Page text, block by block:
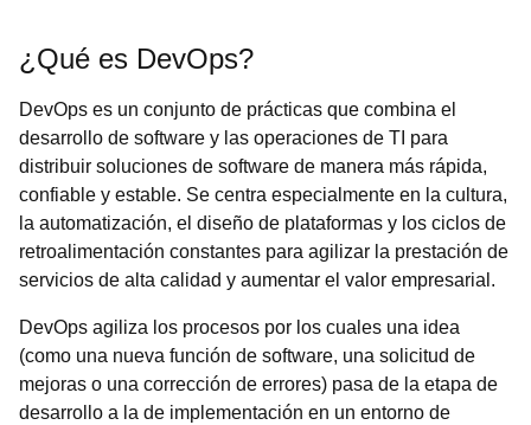
¿Qué es DevOps?
DevOps es un conjunto de prácticas que combina el
desarrollo de software y las operaciones de TI para
distribuir soluciones de software de manera más rápida,
confiable y estable. Se centra especialmente en la cultura,
la automatización, el diseño de plataformas y los ciclos de
retroalimentación constantes para agilizar la prestación de
servicios de alta calidad y aumentar el valor empresarial.
DevOps agiliza los procesos por los cuales una idea
(como una nueva función de software, una solicitud de
mejoras o una corrección de errores) pasa de la etapa de
desarrollo a la de implementación en un entorno de